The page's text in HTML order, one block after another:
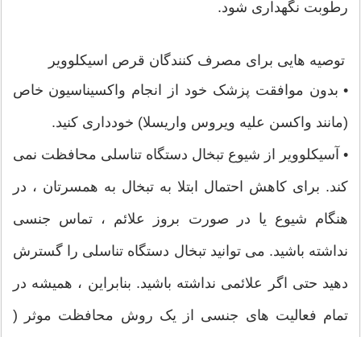
رطوبت نگهداری شود.
توصیه هایی برای مصرف کنندگان قرص اسیکلوویر
• بدون موافقت پزشک خود از انجام واکسیناسیون خاص
(مانند واکسن علیه ویروس واریسلا) خودداری کنید.
• آسیکلوویر از شیوع تبخال دستگاه تناسلی محافظت نمی
کند. برای کاهش احتمال ابتلا به تبخال به همسرتان ، در
هنگام شیوع یا در صورت بروز علائم ، تماس جنسی
نداشته باشید. می توانید تبخال دستگاه تناسلی را گسترش
دهید حتی اگر علائمی نداشته باشید. بنابراین ، همیشه در
تمام فعالیت های جنسی از یک روش محافظت موثر (